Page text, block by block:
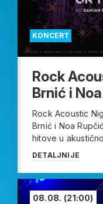
KONCERT
Rock
Brnić i
Rock Acoustic
Brnić i Noa
hitove u
DETALJNIJE
08.08. (21:00)